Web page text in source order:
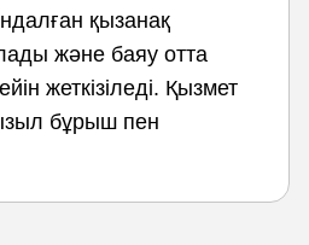
қызанақ
және баяу отта
жеткізіледі. Қызмет
бұрыш пен